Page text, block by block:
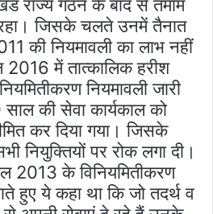
राज्य गठन के बाद से तमाम
रहा। जिसके चलते उनमें तैनात
की नियमावली का लाभ नहीं
2016 में तात्कालिक हरीश
नियमावली जारी
की सेवा कार्यकाल को
कर दिया गया। जिसके
नियुक्तियों पर रोक लगा दी।
2013 के विनियमितीकरण
हुए ये कहा था कि जो तदर्थ व